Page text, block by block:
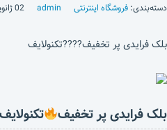
دسته‌بندی: فروشگاه اینترنتی admin 02 ژانویه 2024
بلک فرایدی پر تخفیف????تکنولایف
بلک فرایدی پر تخفیف تکنولایف